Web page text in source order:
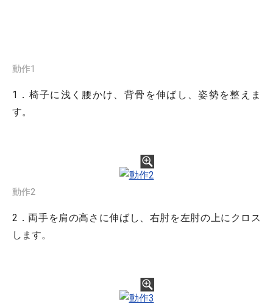
動作1
1．椅子に浅く腰かけ、背骨を伸ばし、姿勢を整えま
す。
動作2
2．両手を肩の高さに伸ばし、右肘を左肘の上にクロス
します。